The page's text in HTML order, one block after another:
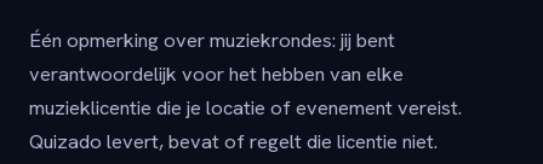
Één opmerking over muziekrondes: jij bent
verantwoordelijk voor het hebben van elke
muzieklicentie die je locatie of evenement vereist.
Quizado levert, bevat of regelt die licentie niet.